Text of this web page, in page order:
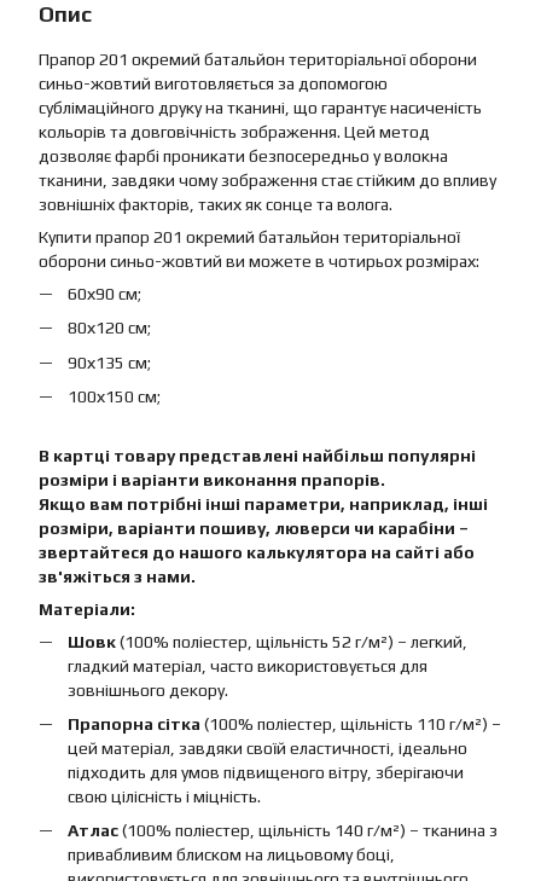
Опис
Прапор 201 окремий батальйон територіальної оборони
синьо-жовтий виготовляється за допомогою
сублімаційного друку на тканині, що гарантує насиченість
кольорів та довговічність зображення. Цей метод
дозволяє фарбі проникати безпосередньо у волокна
тканини, завдяки чому зображення стає стійким до впливу
зовнішніх факторів, таких як сонце та волога.
Купити прапор 201 окремий батальйон територіальної
оборони синьо-жовтий ви можете в чотирьох розмірах:
60х90 см;
80х120 см;
90х135 см;
100х150 см;
В картці товару представлені найбільш популярні
розміри і варіанти виконання прапорів.
Якщо вам потрібні інші параметри, наприклад, інші
розміри, варіанти пошиву, люверси чи карабіни –
звертайтеся до нашого калькулятора на сайті або
зв'яжіться з нами.
Матеріали:
Шовк(100% поліестер, щільність 52 г/м²) – легкий,
гладкий матеріал, часто використовується для
зовнішнього декору.
Прапорна сітка (100% поліестер, щільність 110 г/м²) –
цей матеріал, завдяки своїй еластичності, ідеально
підходить для умов підвищеного вітру, зберігаючи
свою цілісність і міцність.
Атлас(100% поліестер, щільність 140 г/м²) – тканина з
привабливим блиском на лицьовому боці,